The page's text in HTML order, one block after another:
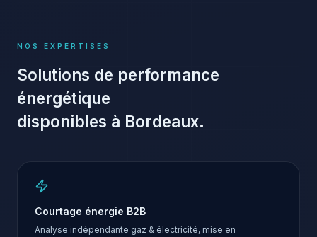
NOS EXPERTISES
Solutions de performance
énergétique
disponibles à Bordeaux.
Courtage énergie B2B
Analyse indépendante gaz & électricité, mise en